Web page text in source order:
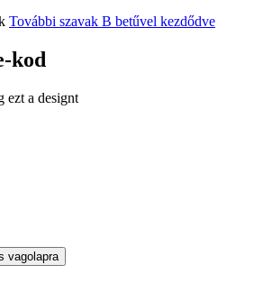
További szavak B betűvel kezdődve
kod
ezt a designt
vagolapra